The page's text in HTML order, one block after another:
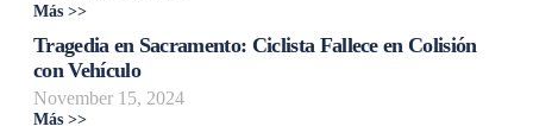
Más >>
Tragedia en Sacramento: Ciclista Fallece en Colisión
con Vehículo
November 15, 2024
Más >>